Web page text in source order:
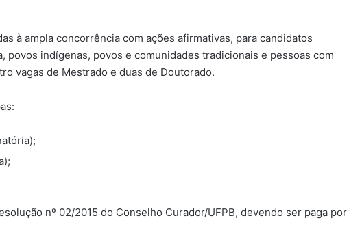
à ampla concorrência com ações afirmativas, para candidatos
povos indígenas, povos e comunidades tradicionais e pessoas com
vagas de Mestrado e duas de Doutorado.
nº 02/2015 do Conselho Curador/UFPB, devendo ser paga por